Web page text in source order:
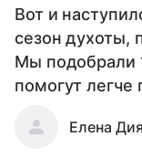
Вот и
сезон духоты,
Мы подобрали
помогут
Елена